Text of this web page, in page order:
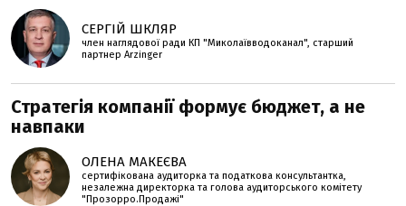
СЕРГІЙ ШКЛЯР
член наглядової ради КП "Миколаївводоканал", старший
партнер Arzinger
Стратегія компанії формує бюджет, а не
навпаки
ОЛЕНА МАКЕЄВА
сертифікована аудиторка та податкова консультантка,
незалежна директорка та голова аудиторського комітету
"Прозорро.Продажі"